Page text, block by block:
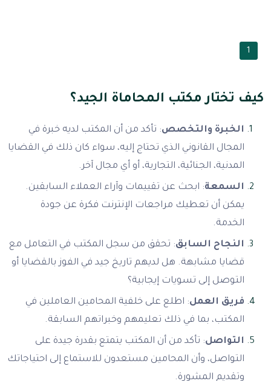
1
كيف تختار مكتب المحاماة الجيد؟
الخبرة والتخصص: تأكد من أن المكتب لديه خبرة في
المجال القانوني الذي تحتاج إليه، سواء كان ذلك في القضايا
المدنية، الجنائية، التجارية، أو أي مجال آخر.
السمعة: ابحث عن تقييمات وآراء العملاء السابقين.
يمكن أن تعطيك مراجعات الإنترنت فكرة عن جودة
الخدمة.
النجاح السابق: تحقق من سجل المكتب في التعامل مع
قضايا مشابهة. هل لديهم تاريخ جيد في الفوز بالقضايا أو
التوصل إلى تسويات إيجابية؟
فريق العمل: اطلع على خلفية المحامين العاملين في
المكتب، بما في ذلك تعليمهم وخبراتهم السابقة.
التواصل: تأكد من أن المكتب يتمتع بقدرة جيدة على
التواصل، وأن المحامين مستعدون للاستماع إلى احتياجاتك
وتقديم المشورة.